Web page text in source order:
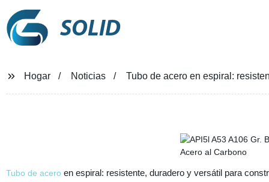
SOLID
Hogar Noticias Tubo de acero en espiral:
Tubo de acero en espiral: resistente, duradero y versátil para